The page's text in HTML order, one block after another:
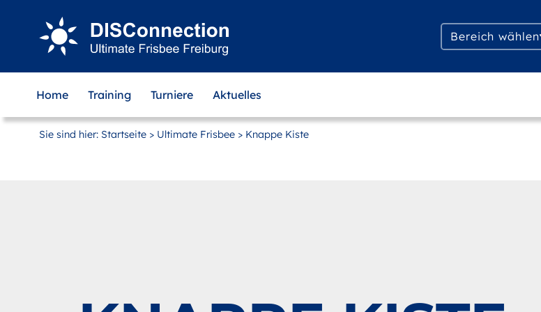
Hauptinhalt
springen
Bereich wählen
Home Training Turniere Aktuelles
Sie sind hier: Startseite > Ultimate Frisbee > Knappe Kiste